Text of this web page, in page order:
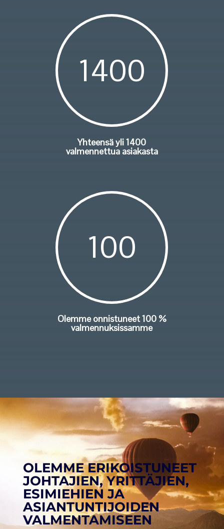
1400
Yhteensä yli 1400
valmennettua asiakasta
100
Olemme onnistuneet 100 %
valmennuksissamme
OLEMME ERIKOISTUNEET
JOHTAJIEN, YRITTÄJIEN,
ESIMIEHIEN JA
ASIANTUNTIJOIDEN
VALMENTAMISEEN